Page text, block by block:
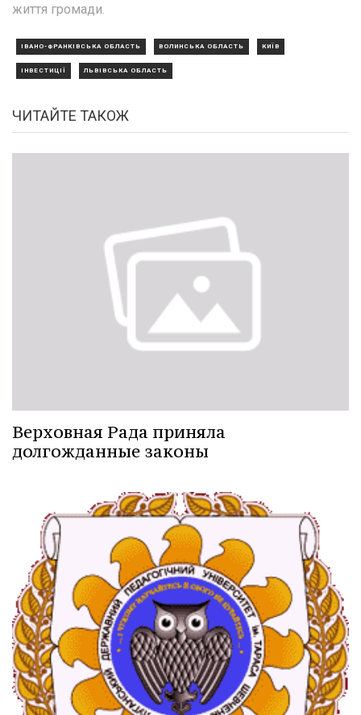
життя громади.
ІВАНО-ФРАНКІВСЬКА ОБЛАСТЬ ВОЛИНСЬКА ОБЛАСТЬ КИЇВ
ІНВЕСТИЦІЇ ЛЬВІВСЬКА ОБЛАСТЬ
ЧИТАЙТЕ ТАКОЖ
Верховная Рада приняла
долгожданные законы